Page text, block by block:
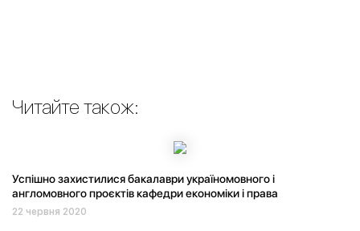
Читайте також:
Успішно захистилися бакалаври україномовного і
англомовного проєктів кафедри економіки і права
22 червня 2020